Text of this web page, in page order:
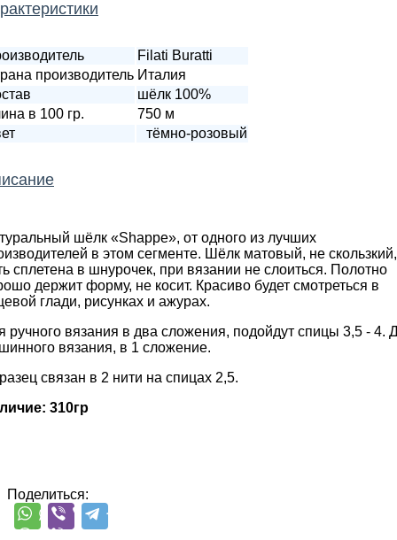
Filati Buratti
производитель Италия
шёлк 100%
в 100 гр.
750 м
тёмно-розовый
шёлк «Shappe», от одного из лучших
в этом сегменте. Шёлк матовый, не скользкий,
сплетена в шнурочек, при вязании не слоиться. Полотно
держит форму, не косит. Красиво будет смотреться в
глади, рисунках и ажурах.
ручного вязания в два сложения, подойдут спицы 3,5 - 4.
вязания, в 1 сложение.
связан в 2 нити на спицах 2,5.
310гр
Поделиться: